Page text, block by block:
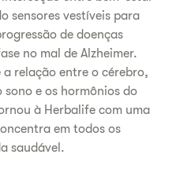
sensores vestíveis para
de doenças
no mal de Alzheimer.
a relação entre o cérebro,
e os hormônios do
à Herbalife com uma
em todos os
saudável.